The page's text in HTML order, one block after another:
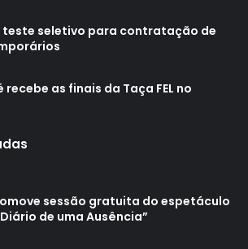
teste seletivo para contratação de
as finais da Taça FEL no
sessão gratuita do espetáculo
de uma Ausência”